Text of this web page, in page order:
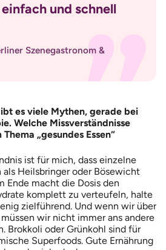
und schnell
Szenegastronom &
es viele Mythen, gerade bei
Welche Missverständnisse
„gesundes Essen“
ist für mich, dass einzelne
Heilsbringer oder Bösewicht
Ende macht die Dosis den
komplett zu verteufeln, halte
zielführend. Und wenn wir über
wir nicht immer ans andere
Brokkoli oder Grünkohl sind für
Superfoods. Gute Ernährung